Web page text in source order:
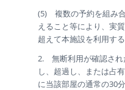
(5) 複数の予約を組み
えること等により、実
超えて本施設を利用す
2. 無断利用が確認され
し、超過し、または占
に当該部屋の通常の30